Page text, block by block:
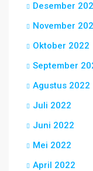
Desember
November
Oktober 2022
September
Agustus 2022
Juli 2022
Juni 2022
Mei 2022
April 2022